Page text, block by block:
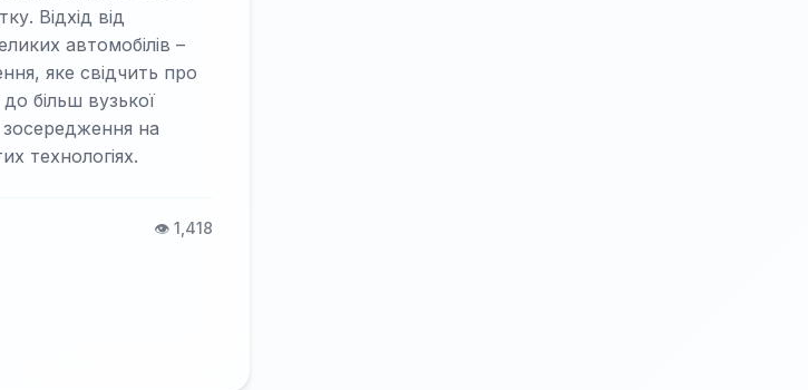
Відхід від
автомобілів –
яке свідчить про
більш вузької
зосередження на
технологіях.
👁️ 1,418